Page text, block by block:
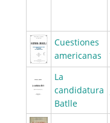
Cuestiones
americanas
La
candidatura
Batlle